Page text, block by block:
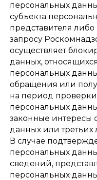
персональных
субъекта
представителя
запросу
осуществляет
данных,
персональных
обращения или
на период
персональных
законные интересы
данных или третьих
В случае
персональных
сведений,
персональных